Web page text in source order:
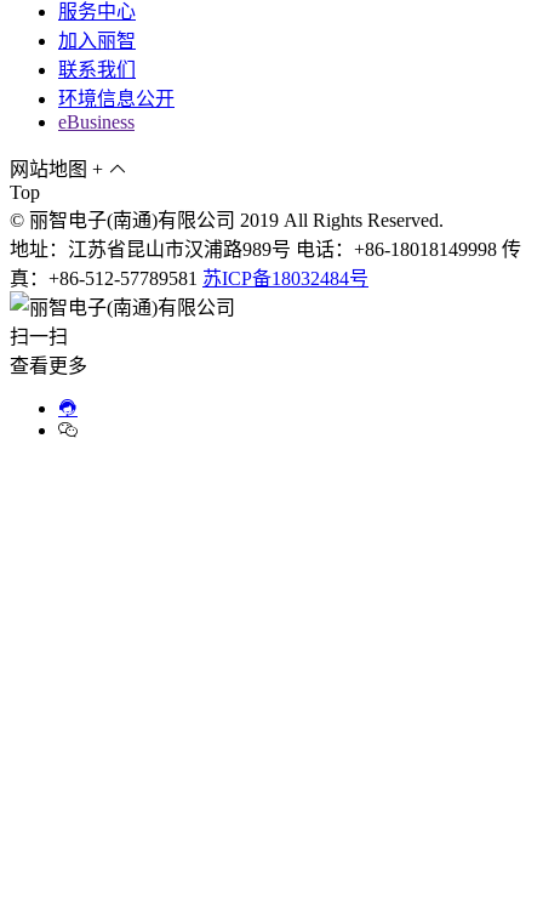
服务中心
加入丽智
联系我们
环境信息公开
eBusiness
网站地图 +
Top
© 丽智电子(南通)有限公司 2019 All Rights Reserved.
地址：江苏省昆山市汉浦路989号 电话：+86-18018149998 传
真：+86-512-57789581 苏ICP备18032484号
扫一扫
查看更多